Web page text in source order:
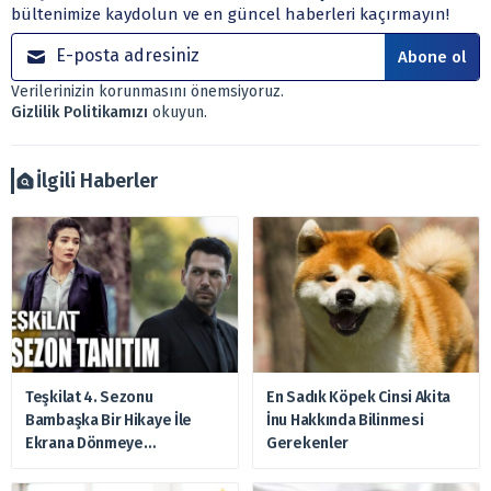
yönetim şirketleri ile müşteri arasında imzalanacak
sözleşme çerçevesinde sunulmaktadır.
Sitemizde bulunan bilgiler ve görüşler, sizin mali
durumunuz, risk – getiri beklentileriniz ile uyuşmayabilir.
Ayrıca burada yer alan bilgilere dayanarak, yatırım kararı
zararlardan, arztakvimi.com.tr sorumlu tutulamaz.
bültenimize kaydolun ve en güncel haberleri kaçırmayın!
Abone ol
Verilerinizin korunmasını önemsiyoruz.
Gizlilik Politikamızı okuyun.
İlgili Haberler
Teşkilat 4. Sezonu
Bambaşka Bir Hikaye İle
Ekrana Dönmeye
En Sadık Köpek Cinsi Akita
İnu Hakkında Bilinmesi
Gerekenler